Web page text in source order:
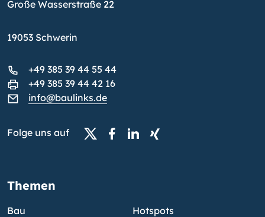
Große Wasserstraße 22
19053 Schwerin
+49 385 39 44 55 44
+49 385 39 44 42 16
info@baulinks.de
Folge uns auf
Themen
Bau
Hotspots